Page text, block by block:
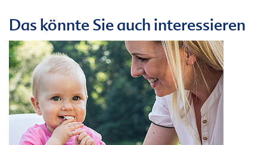
Das könnte Sie auch interessieren